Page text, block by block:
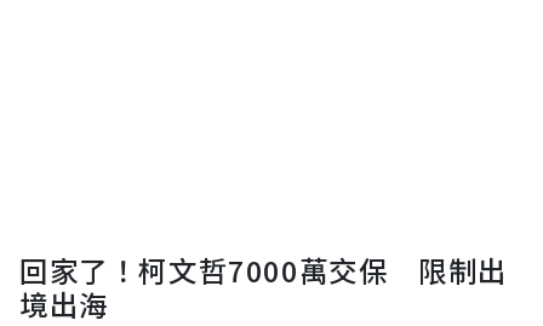
回家了！柯文哲7000萬交保 限制出
境出海